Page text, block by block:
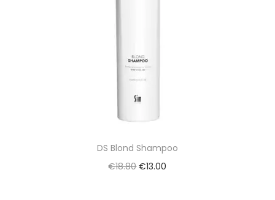
DS Blond Shampoo
€18.80 €13.00